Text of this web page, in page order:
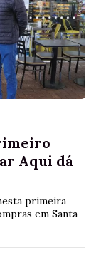
Aqui dá
primeira
em Santa